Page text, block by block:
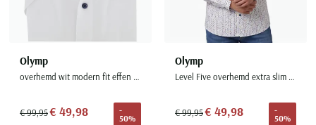
Olymp
overhemd wit modern fit effen katoen
€ 99,95€ 49,98
-
50%
Olymp
Level Five overhemd extra slim fit wit geprint katoen
€ 99,95€ 49,98
-
50%